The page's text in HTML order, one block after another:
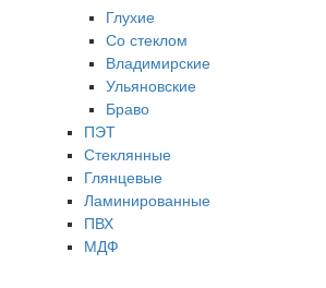
Глухие
Со стеклом
Владимирские
Ульяновские
Браво
ПЭТ
Стеклянные
Глянцевые
Ламинированные
ПВХ
МДФ